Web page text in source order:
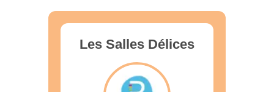
Les Salles Délices